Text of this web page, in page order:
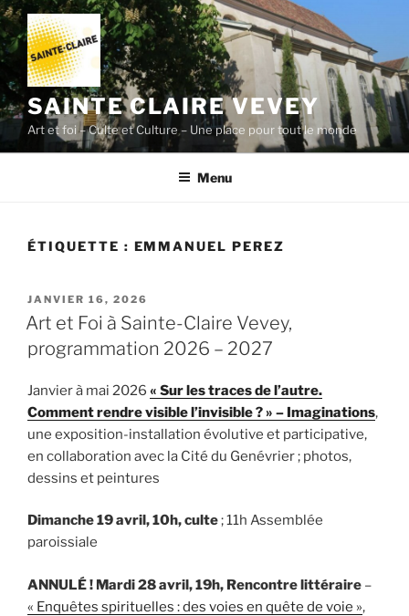
Aller
au
contenu
principal
SAINTE CLAIRE VEVEY
Art et foi – Culte et Culture – Une place pour tout le monde
Menu
ÉTIQUETTE : EMMANUEL PEREZ
PUBLIÉ
LE
JANVIER 16, 2026
Art et Foi à Sainte-Claire Vevey,
programmation 2026 – 2027
Janvier à mai 2026 « Sur les traces de l’autre.
Comment rendre visible l’invisible ? » – Imaginations,
une exposition-installation évolutive et participative,
en collaboration avec la Cité du Genévrier ; photos,
dessins et peintures
Dimanche 19 avril, 10h, culte; 11h Assemblée
paroissiale
ANNULÉ ! Mardi 28 avril, 19h, Rencontre littéraire –
« Enquêtes spirituelles : des voies en quête de voie »,